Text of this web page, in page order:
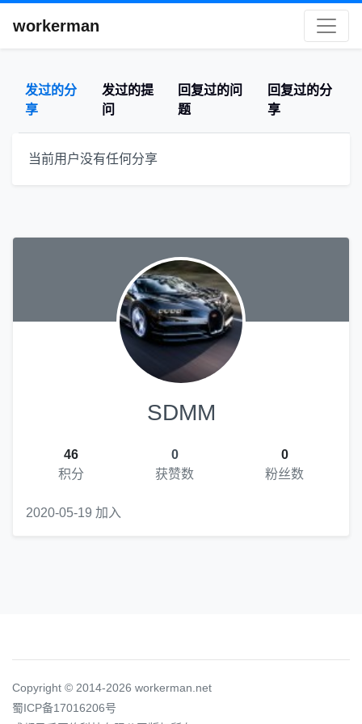
workerman
发过的分
享
发过的提
问
回复过的问
题
回复过的分
享
当前用户没有任何分享
SDMM
46
积分
0
获赞数
0
粉丝数
2020-05-19 加入
Copyright © 2014-2026 workerman.net
蜀ICP备17016206号